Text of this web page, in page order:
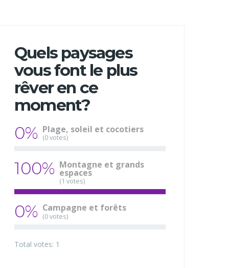
Quels paysages
vous font le plus
rêver en ce
moment?
0% Plage, soleil et cocotiers
(0 votes)
100% Montagne et grands
espaces
(1 votes)
0% Campagne et forêts
(0 votes)
Total votes: 1